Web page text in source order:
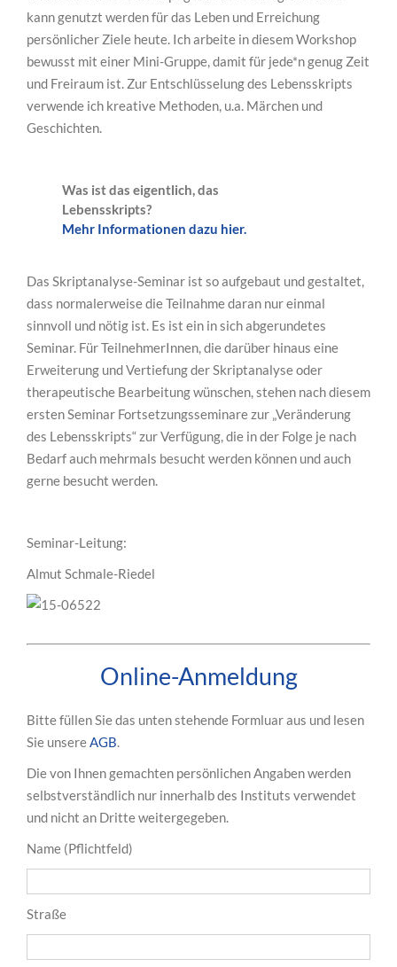
kann genutzt werden für das Leben und Erreichung
persönlicher Ziele heute. Ich arbeite in diesem Workshop
bewusst mit einer Mini-Gruppe, damit für jede*n genug Zeit
und Freiraum ist. Zur Entschlüsselung des Lebensskripts
verwende ich kreative Methoden, u.a. Märchen und
Geschichten.
Was ist das eigentlich, das
Lebensskripts?
Mehr Informationen dazu hier.
Das Skriptanalyse-Seminar ist so aufgebaut und gestaltet,
dass normalerweise die Teilnahme daran nur einmal
sinnvoll und nötig ist. Es ist ein in sich abgerundetes
Seminar. Für TeilnehmerInnen, die darüber hinaus eine
Erweiterung und Vertiefung der Skriptanalyse oder
therapeutische Bearbeitung wünschen, stehen nach diesem
ersten Seminar Fortsetzungsseminare zur „Veränderung
des Lebensskripts“ zur Verfügung, die in der Folge je nach
Bedarf auch mehrmals besucht werden können und auch
gerne besucht werden.
Seminar-Leitung:
Almut Schmale-Riedel
Online-Anmeldung
Bitte füllen Sie das unten stehende Formluar aus und lesen
Sie unsereAGB.
Die von Ihnen gemachten persönlichen Angaben werden
selbstverständlich nur innerhalb des Instituts verwendet
und nicht an Dritte weitergegeben.
Name (Pflichtfeld)
Straße